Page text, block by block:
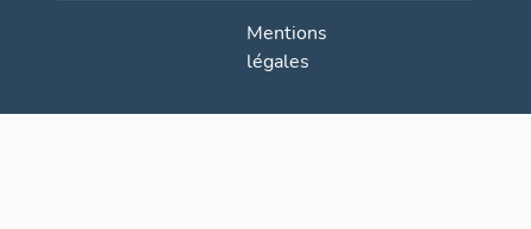
Mentions
légales